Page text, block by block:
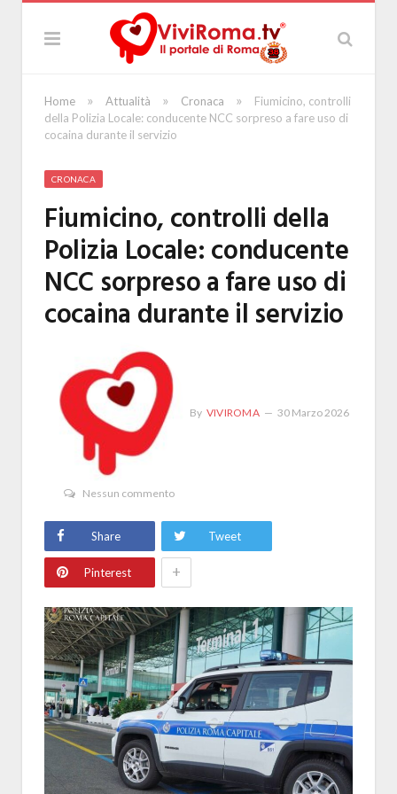
Home » Attualità » Cronaca »
Fiumicino, controlli
della Polizia Locale: conducente NCC sorpreso a fare uso di
cocaina durante il servizio
CRONACA
Fiumicino, controlli della
Polizia Locale: conducente
NCC sorpreso a fare uso di
cocaina durante il servizio
By VIVIROMA 30 Marzo 2026
Nessun commento
Share Tweet
Pinterest +